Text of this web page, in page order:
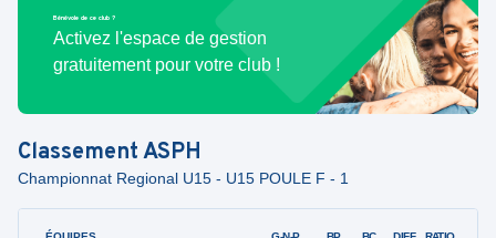
Bénévole de ce club ?
Activez l'espace de gestion
gratuitement pour votre club !
ClassementASPH
Championnat Regional U15 - U15 POULE F - 1